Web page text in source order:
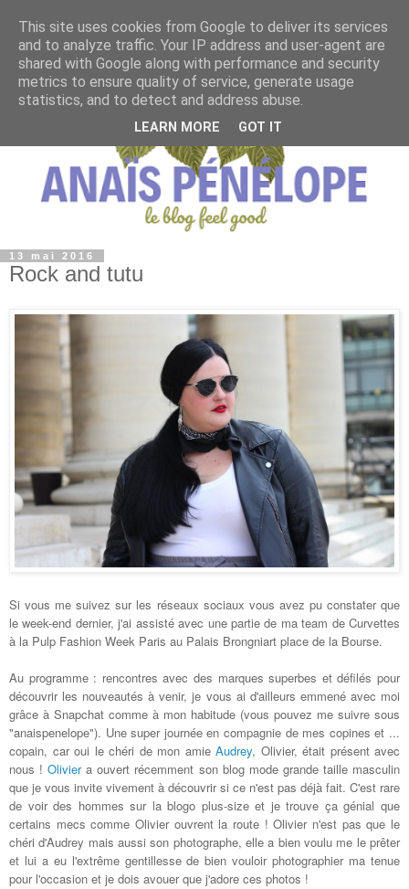
13 mai 2016
Rock and tutu
Si vous me suivez sur les réseaux sociaux vous avez pu constater que
le week-end dernier, j'ai assisté avec une partie de ma team de Curvettes
à la Pulp Fashion Week Paris au Palais Brongniart place de la Bourse.
Au programme : rencontres avec des marques superbes et défilés pour
découvrir les nouveautés à venir, je vous ai d'ailleurs emmené avec moi
grâce à Snapchat comme à mon habitude (vous pouvez me suivre sous
"anaispenelope"). Une super journée en compagnie de mes copines et ...
copain, car oui le chéri de mon amie Audrey, Olivier, était présent avec
nous !Oliviera ouvert récemment son blog mode grande taille masculin
que je vous invite vivement à découvrir si ce n'est pas déjà fait. C'est rare
de voir des hommes sur la blogo plus-size et je trouve ça génial que
certains mecs comme Olivier ouvrent la route ! Olivier n'est pas que le
chéri d'Audrey mais aussi son photographe, elle a bien voulu me le prêter
et lui a eu l'extrême gentillesse de bien vouloir photographier ma tenue
pour l'occasion et je dois avouer que j'adore ces photos !
This site uses cookies from Google to deliver its services
and to analyze traffic. Your IP address and user-agent are
shared with Google along with performance and security
metrics to ensure quality of service, generate usage
statistics, and to detect and address abuse.
LEARN MORE GOT IT